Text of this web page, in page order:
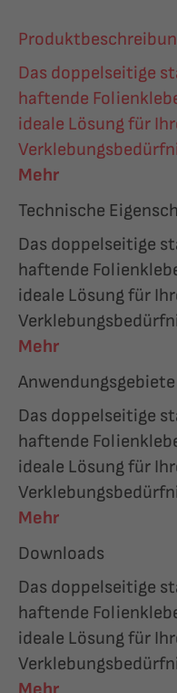
Das doppelseitige
haftende
ideale Lösung für
Mehr
Technische
Das doppelseitige
haftende
ideale Lösung für
Mehr
Anwendungsgebiete
Das doppelseitige
haftende
ideale Lösung für
Mehr
Downloads
Das doppelseitige
haftende
ideale Lösung für